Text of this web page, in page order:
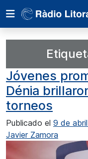
Jóvenes
Dénia
torneos
Publicado el 9 de
Javier Zamora